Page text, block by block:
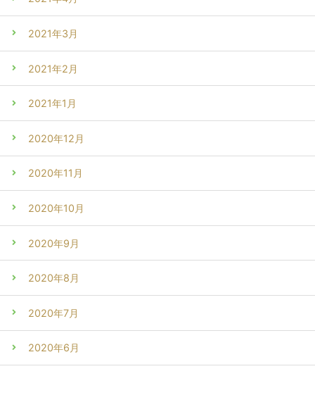
2021年3月
2021年2月
2021年1月
2020年12月
2020年11月
2020年10月
2020年9月
2020年8月
2020年7月
2020年6月